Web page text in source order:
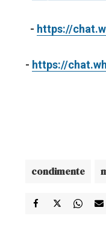
- https://
- https://
condimente